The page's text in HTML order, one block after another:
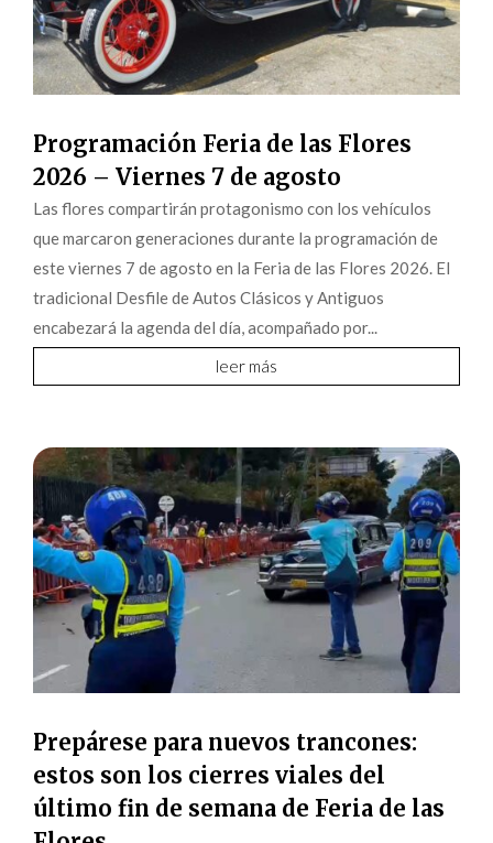
Programación Feria de las Flores
2026 – Viernes 7 de agosto
Las flores compartirán protagonismo con los vehículos
que marcaron generaciones durante la programación de
este viernes 7 de agosto en la Feria de las Flores 2026. El
tradicional Desfile de Autos Clásicos y Antiguos
encabezará la agenda del día, acompañado por...
leer más
Prepárese para nuevos trancones:
estos son los cierres viales del
último fin de semana de Feria de las